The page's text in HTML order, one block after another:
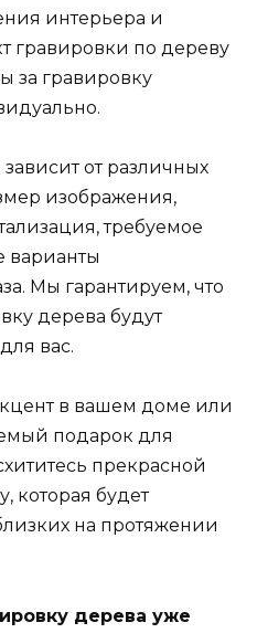
интерьера и
гравировки по дереву
за гравировку
от различных
изображения,
требуемое
варианты
Мы гарантируем, что
дерева будут
вас.
в вашем доме или
подарок для
прекрасной
которая будет
на протяжении
дерева уже